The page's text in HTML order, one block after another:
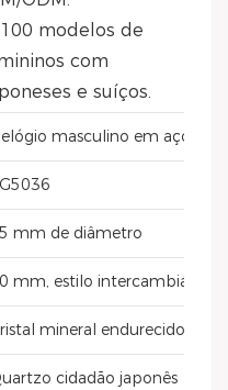
com
e suíços.
masculino em aço
mm de diâmetro
mm, estilo intercambiável,
mineral endurecido
cidadão japonês